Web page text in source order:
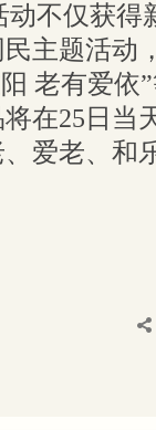
不仅获得
主题活动
老有爱依
在25日当
爱老、和